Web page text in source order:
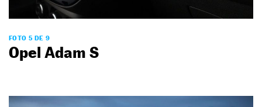
FOTO 5 DE 9
Opel Adam S